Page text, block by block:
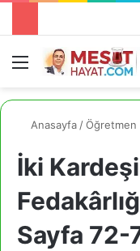
Menü
Anasayfa /Öğretmen
İki
Sayfa